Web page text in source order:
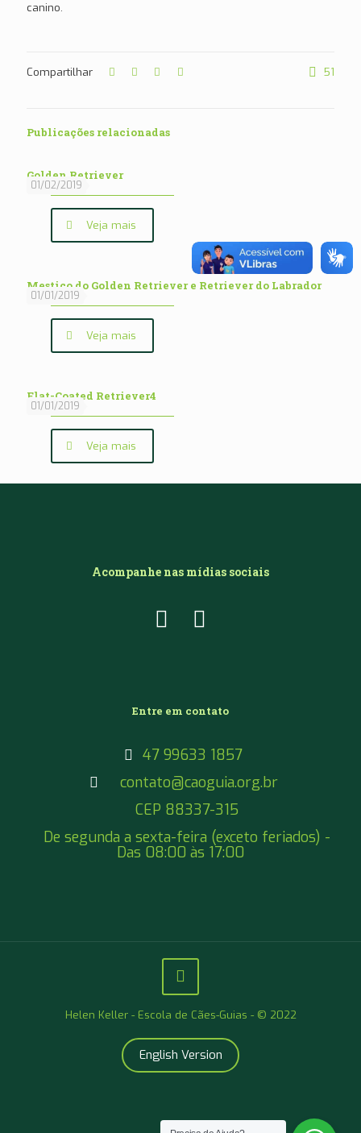
canino.
Compartilhar 51
Publicações relacionadas
01/02/2019
Golden Retriever
Veja mais
01/01/2019
Mestiço do Golden Retriever e Retriever do Labrador
Veja mais
01/01/2019
Flat-Coated Retriever4
Veja mais
Acompanhe nas mídias sociais
Entre em contato
47 99633 1857
contato@caoguia.org.br
CEP 88337-315
De segunda a sexta-feira (exceto feriados) -
Das 08:00 às 17:00
Helen Keller - Escola de Cães-Guias - © 2022
English Version